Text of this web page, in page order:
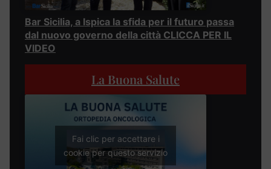
Bar Sicilia, a Ispica la sfida per il futuro passa
dal nuovo governo della città CLICCA PER IL
VIDEO
La Buona Salute
Fai clic per accettare i
cookie per questo servizio